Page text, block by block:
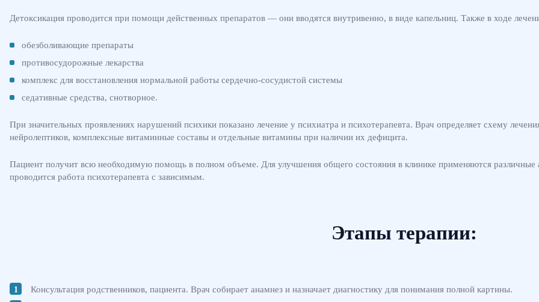
Детоксикация проводится при помощи действенных препаратов — они вводятся внутривенно, в виде капельниц. Также в ходе
обезболивающие препараты
противосудорожные лекарства
комплекс для восстановления нормальной работы сердечно-сосудистой системы
седативные средства, снотворное.
При значительных проявлениях нарушений психики показано лечение у психиатра и психотерапевта. Врач определяет схему
нейролептиков, комплексные витаминные составы и отдельные витамины при наличии их дефицита.
Пациент получит всю необходимую помощь в полном объеме. Для улучшения общего состояния в клинике применяются
проводится работа психотерапевта с зависимым.
Этапы терапии:
Консультация родственников, пациента. Врач собирает анамнез и назначает диагностику для понимания полной картины.